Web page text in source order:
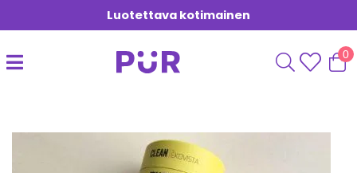
Luotettava kotimainen
0